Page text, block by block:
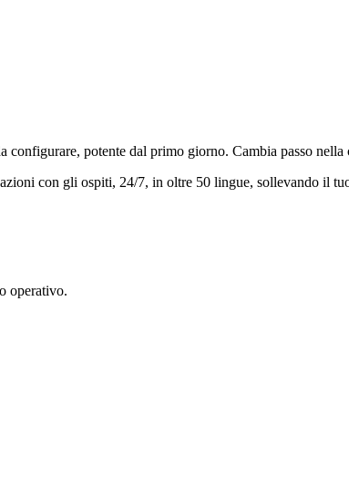
potente dal primo giorno. Cambia passo nella
con gli ospiti, 24/7, in oltre 50 lingue, sollevando il
operativo.